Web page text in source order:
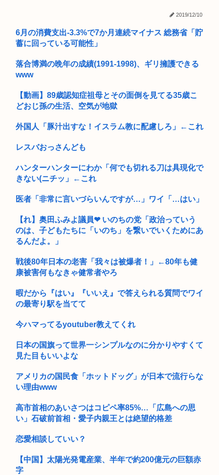
【悲報】ワイ「子供2人目欲しいんやが、、、」ヨッメ「金
は？育児は...
ひろゆき氏の妻・西村ゆか氏、新党結成巡る”ブチギレ”投稿を
謝罪「...
ケツで売れててプロゲーマーと結婚したグラドル、息子の「自
閉スペク...
【大甲子園】被災地熊本県が涙 初出場の熊本代表有明高校、京
都立命...
元EXILE・黒木啓司、妻・宮崎麗果被告へのDV事案で逮捕され
元区議団長 「共産党は義援金を被災地に持ってはいく。が、持
最近のJKってマジですぐヤレるな。頭おかしいんじゃないの
さいきん戦争について勉強してるんだけどヤバい事知った
【悲報】隣家の室外機、限界突破www
【悲報】1人でススキノ来たからから面白いとこ教えて
2019/12/10
6月の消費支出-3.3%で7か月連続マイナス 総務省「貯
蓄に回っている可能性」
落合博満の晩年の成績(1991-1998)、ギリ擁護できる
www
【動画】89歳認知症祖母とその面倒を見てる35歳こ
どおじ孫の生活、空気が地獄
外国人「豚汁出すな！イスラム教に配慮しろ」←これ
レスバおっさんども
ハンターハンターにわか「何でも切れる刀は具現化で
きない(ニチッ」←これ
医者「非常に言いづらいんですが…」ワイ「…はい」
【れ】奥田ふみよ議員❤‍ いのちの党「政治っていう
のは、子どもたちに「いのち」を繋いでいくためにあ
るんだよ。」
戦後80年日本の老害「我々は被爆者！」←80年も健
康被害何もなきゃ健常者やろ
暇だから『はい』『いいえ』で答えられる質問でワイ
の最寄り駅を当てて
今ハマってるyoutuber教えてくれ
日本の国旗って世界一シンプルなのに分かりやすくて
見た目もいいよな
アメリカの国民食「ホットドッグ」が日本で流行らな
い理由www
高市首相のあいさつはコピペ率85%…「広島への思
い」石破前首相・愛子内親王とは絶望的格差
恋愛相談していい？
【中国】太陽光発電産業、半年で約200億元の巨額赤
字